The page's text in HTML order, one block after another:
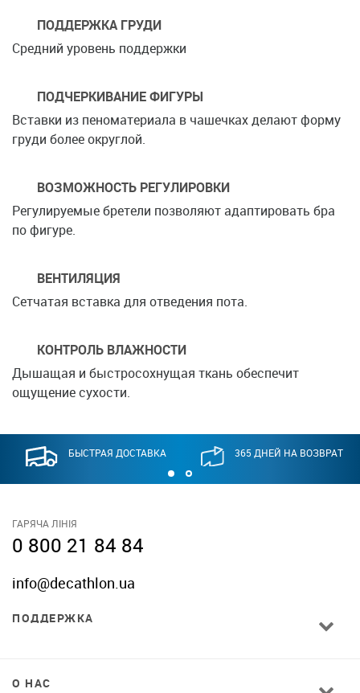
ПОДДЕРЖКА ГРУДИ
Средний уровень поддержки
ПОДЧЕРКИВАНИЕ ФИГУРЫ
Вставки из пеноматериала в чашечках делают форму
груди более округлой.
ВОЗМОЖНОСТЬ РЕГУЛИРОВКИ
Регулируемые бретели позволяют адаптировать бра
по фигуре.
ВЕНТИЛЯЦИЯ
Сетчатая вставка для отведения пота.
КОНТРОЛЬ ВЛАЖНОСТИ
Дышащая и быстросохнущая ткань обеспечит
ощущение сухости.
БЫСТРАЯ ДОСТАВКА 365 ДНЕЙ НА ВОЗВРАТ
ГАРЯЧА ЛІНІЯ
0 800 21 84 84
info@decathlon.ua
ПОДДЕРЖКА
О НАС